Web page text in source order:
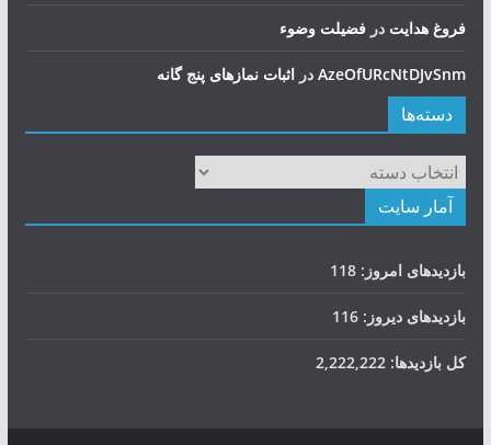
فروغ هدایت در فضيلت وضوء
AzeOfURcNtDJvSnmدر اثبات نمازهای پنج گانه
دسته‌ها
دسته‌ها
آمار سایت
بازدیدهای امروز: 118
بازدیدهای دیروز: 116
کل بازدیدها: 2,222,222